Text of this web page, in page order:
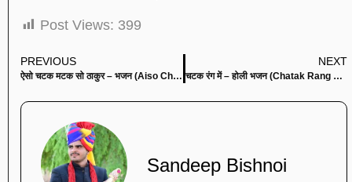
Post Views: 399
PREVIOUS
ऐसो चटक मटक सो ठाकुर – भजन (Aiso Chatak Matak So Thakur)
NEXT
चटक रंग में – होली भजन (Chatak Rang Me)
Sandeep Bishnoi